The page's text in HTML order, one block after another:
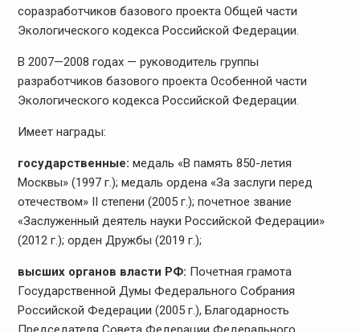
соразработчиков базового проекта Общей части
Экологического кодекса Российской Федерации.
В 2007—2008 годах — руководитель группы
разработчиков базового проекта Особенной части
Экологического кодекса Российской Федерации.
Имеет награды:
государственные: медаль «В память 850-летия
Москвы» (1997 г.); медаль ордена «За заслуги перед
отечеством» II степени (2005 г.); почетное звание
«Заслуженный деятель науки Российской Федерации»
(2012 г.); орден Дружбы (2019 г.);
высших органов власти РФ: Почетная грамота
Государственной Думы Федерального Собрания
Российской Федерации (2005 г.), Благодарность